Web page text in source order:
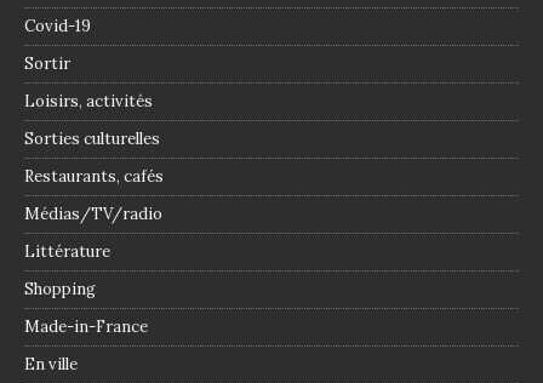
Covid-19
Sortir
Loisirs, activités
Sorties culturelles
Restaurants, cafés
Médias/TV/radio
Littérature
Shopping
Made-in-France
En ville